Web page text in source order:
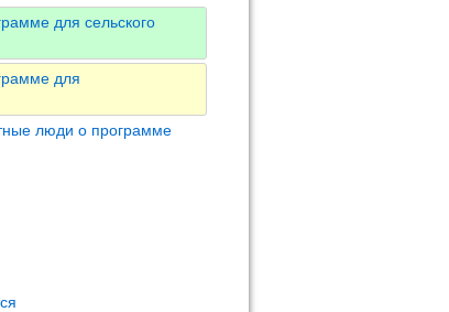
для сельского
для
люди о программе